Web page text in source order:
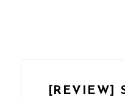
[REVIEW]